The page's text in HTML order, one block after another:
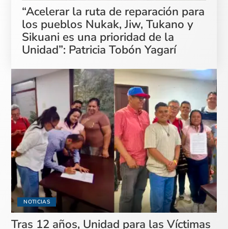
“Acelerar la ruta de reparación para
los pueblos Nukak, Jiw, Tukano y
Sikuani es una prioridad de la
Unidad”: Patricia Tobón Yagarí
NOTICIAS
Tras 12 años, Unidad para las Víctimas